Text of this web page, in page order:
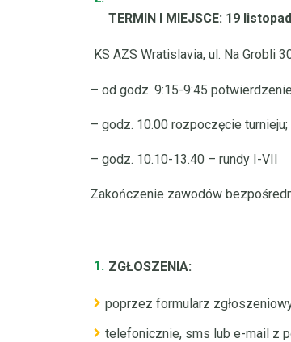
TERMIN I MIEJSCE: 19
KS AZS Wratislavia, ul. Na Grobli
– od godz. 9:15-9:45
– godz. 10.00 rozpoczęcie turnieju;
– godz. 10.10-13.40 – rundy I-VII
Zakończenie zawodów
ZGŁOSZENIA:
poprzez formularz
telefonicznie, sms lub e-mail z